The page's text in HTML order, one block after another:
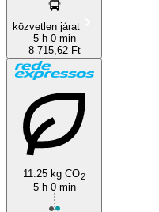
közvetlen járat
5 h 0 min
8 715,62 Ft
11.25 kg CO2
5 h 0 min